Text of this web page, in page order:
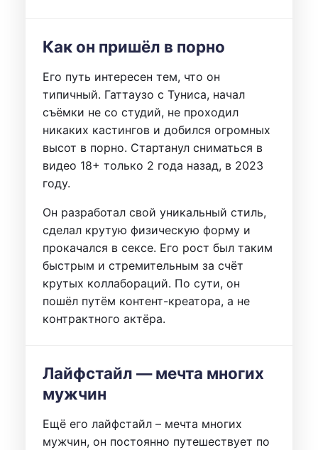
Как он пришёл в порно
Его путь интересен тем, что он
типичный. Гаттаузо с Туниса, начал
съёмки не со студий, не проходил
никаких кастингов и добился огромных
высот в порно. Стартанул сниматься в
видео 18+ только 2 года назад, в 2023
году.
Он разработал свой уникальный стиль,
сделал крутую физическую форму и
прокачался в сексе. Его рост был таким
быстрым и стремительным за счёт
крутых коллабораций. По сути, он
пошёл путём контент-креатора, а не
контрактного актёра.
Лайфстайл — мечта многих
мужчин
Ещё его лайфстайл – мечта многих
мужчин, он постоянно путешествует по